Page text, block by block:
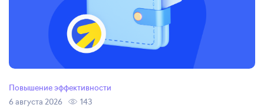
Повышение эффективности
6 августа 2026
143